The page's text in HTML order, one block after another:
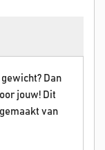
Dan
jouw! Dit
van